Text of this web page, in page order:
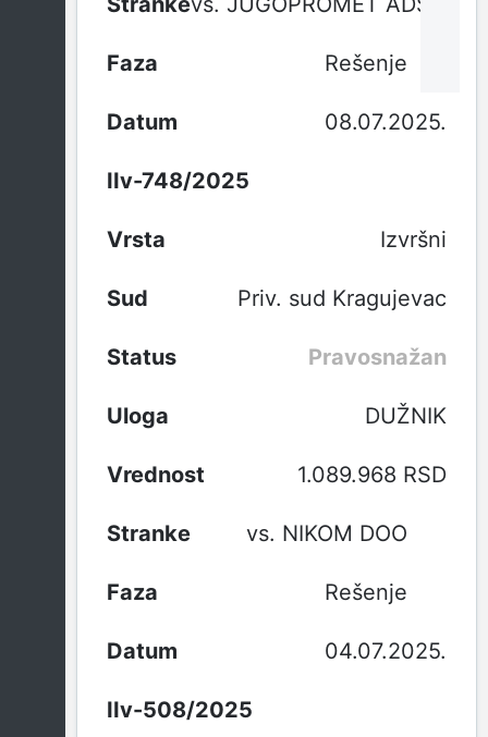
Rešenje
08.07.2025.
IIv-748/2025
Izvršni
Priv. sud Kragujevac
Pravosnažan
DUŽNIK
1.089.968 RSD
vs. NIKOM DOO
Rešenje
04.07.2025.
IIv-508/2025